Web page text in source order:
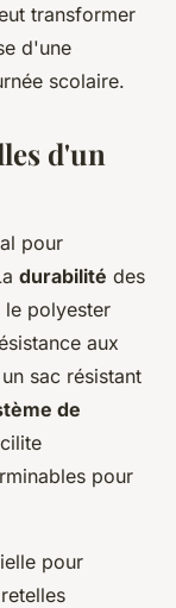
transformer
d'une
scolaire.
d'un
pour
durabilité des
le polyester
aux
sac résistant
de
pour
pour